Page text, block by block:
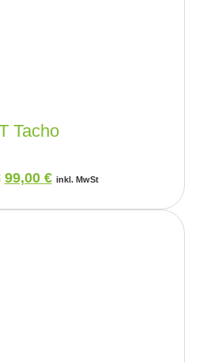
Tacho
99,00 € inkl. MwSt